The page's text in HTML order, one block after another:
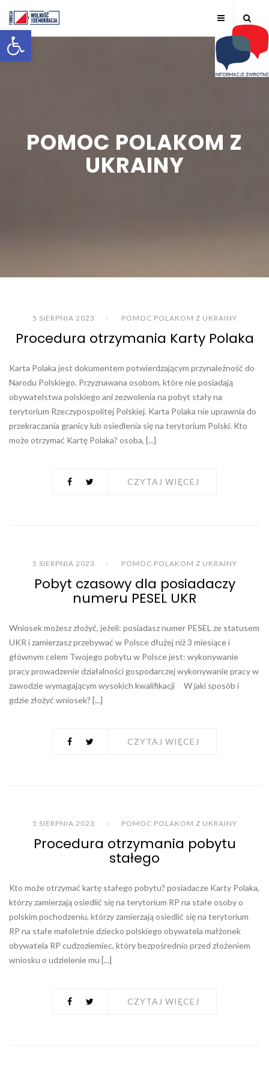
Otwórz pasek narzędzi
POMOC POLAKOM Z
UKRAINY
5 SIERPNIA 2023 POMOC POLAKOM Z UKRAINY
Procedura otrzymania Karty Polaka
Karta Polaka jest dokumentem potwierdzającym przynależność do
Narodu Polskiego. Przyznawana osobom, które nie posiadają
obywatelstwa polskiego ani zezwolenia na pobyt stały na
terytorium Rzeczypospolitej Polskiej. Karta Polaka nie uprawnia do
przekraczania granicy lub osiedlenia się na terytorium Polski. Kto
może otrzymać Kartę Polaka? osoba, [...]
CZYTAJ WIĘCEJ
5 SIERPNIA 2023 POMOC POLAKOM Z UKRAINY
Pobyt czasowy dla posiadaczy
numeru PESEL UKR
Wniosek możesz złożyć, jeżeli: posiadasz numer PESEL ze statusem
UKR i zamierzasz przebywać w Polsce dłużej niż 3 miesiące i
głównym celem Twojego pobytu w Polsce jest: wykonywanie
pracy prowadzenie działalności gospodarczej wykonywanie pracy w
zawodzie wymagającym wysokich kwalifikacji W jaki sposób i
gdzie złożyć wniosek? [...]
CZYTAJ WIĘCEJ
5 SIERPNIA 2023 POMOC POLAKOM Z UKRAINY
Procedura otrzymania pobytu
stałego
Kto może otrzymać kartę stałego pobytu? posiadacze Karty Polaka,
którzy zamierzają osiedlić się na terytorium RP na stałe osoby o
polskim pochodzeniu, którzy zamierzają osiedlić się na terytorium
RP na stałe małoletnie dziecko polskiego obywatela małżonek
obywatela RP cudzoziemiec, który bezpośrednio przed złożeniem
wniosku o udzielenie mu [...]
CZYTAJ WIĘCEJ